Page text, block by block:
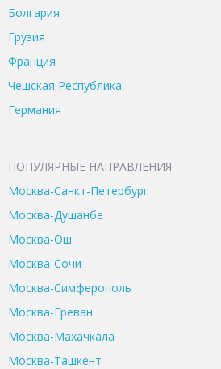
Болгария
Грузия
Франция
Чешская Республика
Германия
ПОПУЛЯРНЫЕ НАПРАВЛЕНИЯ
Москва-Санкт-Петербург
Москва-Душанбе
Москва-Ош
Москва-Сочи
Москва-Симферополь
Москва-Ереван
Москва-Махачкала
Москва-Ташкент